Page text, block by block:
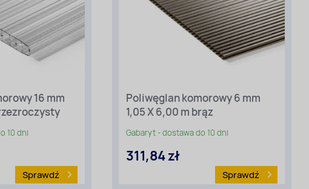
16 mm
10 dni
Sprawdź
Poliwęglan komorowy 6 mm
1,05 X 6,00 m brąz
Gabaryt - dostawa do 10 dni
311,84 zł
Sprawdź
Długość
[m]:
Szerokość
1,05